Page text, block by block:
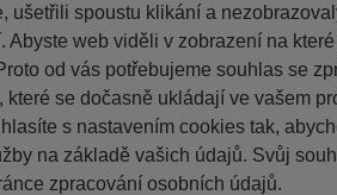
ušetřili spoustu klikání a
Abyste web viděli v zobrazení na
od vás potřebujeme souhlas se
se dočasně ukládají ve vašem
s nastavením cookies tak,
na základě vašich údajů. Svůj
zpracování osobních údajů.